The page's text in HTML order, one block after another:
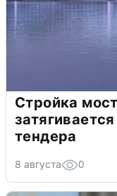
Стройка
тендера
8 августа 0